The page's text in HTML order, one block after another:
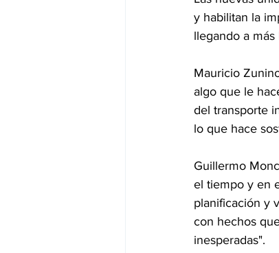
y habilitan la
llegando a
Mauricio
algo que le
del transporte
lo que hace
Guillermo
el tiempo y en
planificación y
con hechos
inesperadas".